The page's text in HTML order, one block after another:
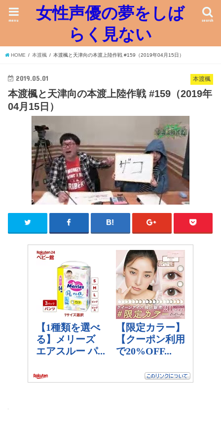
女性声優の夢をしば
らく見ない
search
menu
HOME 本渡楓 本渡楓と天津向の本渡上陸作戦 #159（2019年04月15日）
本渡楓
2019.05.01
本渡楓と天津向の本渡上陸作戦 #159（2019年
04月15日）